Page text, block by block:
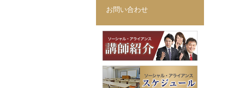
お問い合わせ